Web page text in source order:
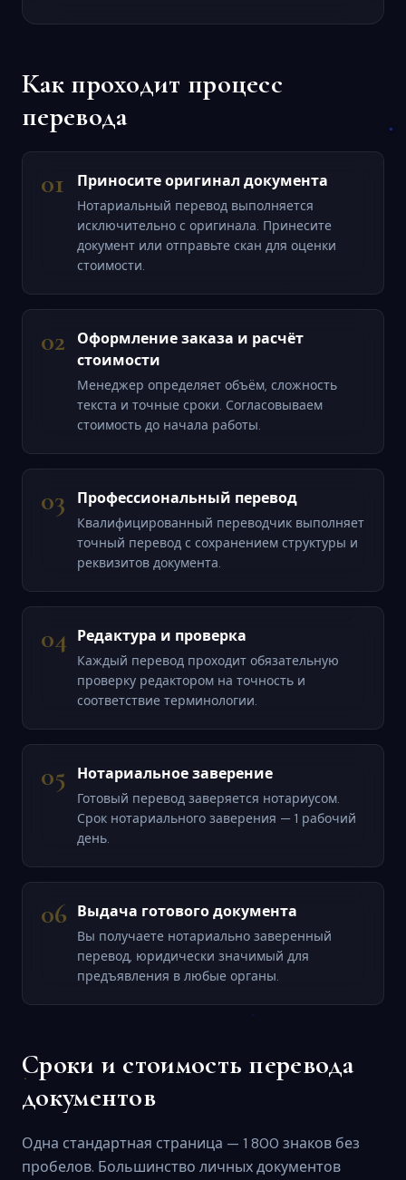
Как проходит процесс
перевода
01
Приносите оригинал документа
Нотариальный перевод выполняется
исключительно с оригинала. Принесите
документ или отправьте скан для оценки
стоимости.
02
Оформление заказа и расчёт
стоимости
Менеджер определяет объём, сложность
текста и точные сроки. Согласовываем
стоимость до начала работы.
03 Профессиональный перевод
Квалифицированный переводчик выполняет
точный перевод с сохранением структуры и
реквизитов документа.
04 Редактура и проверка
Каждый перевод проходит обязательную
проверку редактором на точность и
соответствие терминологии.
05 Нотариальное заверение
Готовый перевод заверяется нотариусом.
Срок нотариального заверения — 1 рабочий
день.
06 Выдача готового документа
Вы получаете нотариально заверенный
перевод, юридически значимый для
предъявления в любые органы.
Сроки и стоимость перевода
документов
Одна стандартная страница — 1 800 знаков без
пробелов. Большинство личных документов